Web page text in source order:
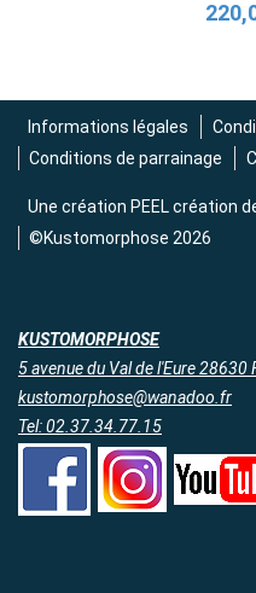
Informations légales
Conditions de parrainage
Une création PEEL création
©Kustomorphose 2026
KUSTOMORPHOSE
5 avenue du Val de l'Eure 28630
kustomorphose@wanadoo.fr
Tel: 02.37.34.77.15